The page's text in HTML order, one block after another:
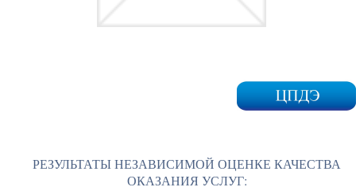
РЕЗУЛЬТАТЫ НЕЗАВИСИМОЙ ОЦЕНКЕ КАЧЕСТВА
ОКАЗАНИЯ УСЛУГ: